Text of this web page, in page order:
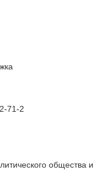
71-2
общества и